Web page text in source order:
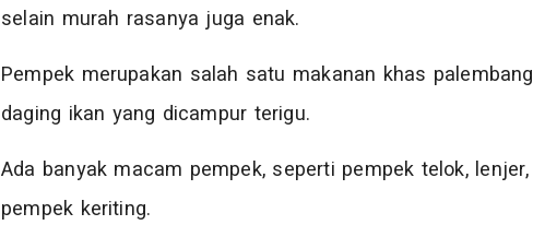
selain murah rasanya juga enak.
Pempek merupakan salah satu makanan khas
daging ikan yang dicampur terigu.
Ada banyak macam pempek, seperti pempek telok,
pempek keriting.